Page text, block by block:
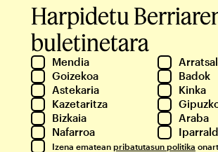
Harpidetu
buletinetara
Mendia
Goizekoa
Badok
Astekaria
Kinka
Kazetaritza
Bizkaia
Araba
Nafarroa
Izena ematean pribatutasun politika